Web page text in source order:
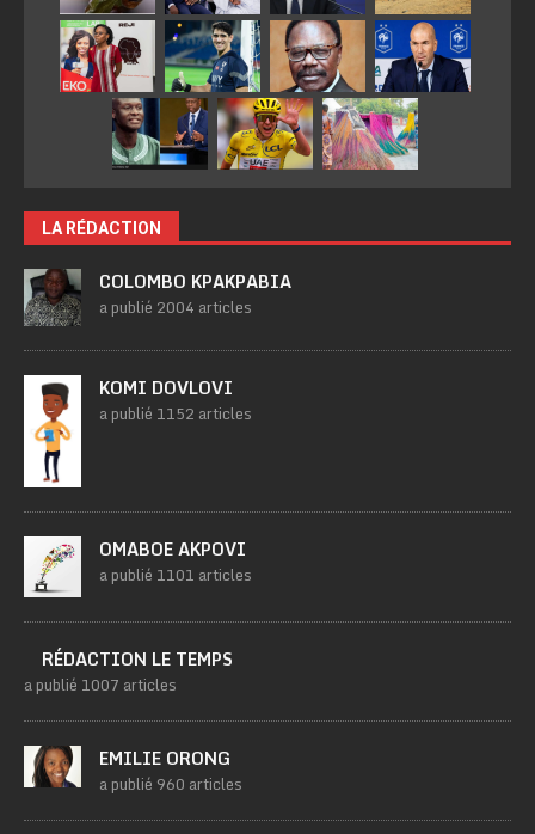
LA RÉDACTION
COLOMBO KPAKPABIA
a publié 2004 articles
KOMI DOVLOVI
a publié 1152 articles
OMABOE AKPOVI
a publié 1101 articles
RÉDACTION LE TEMPS
a publié 1007 articles
EMILIE ORONG
a publié 960 articles